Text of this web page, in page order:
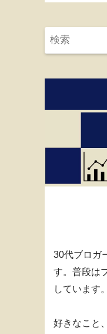
30代ブロガ
す。普段は
しています。
好きなこと